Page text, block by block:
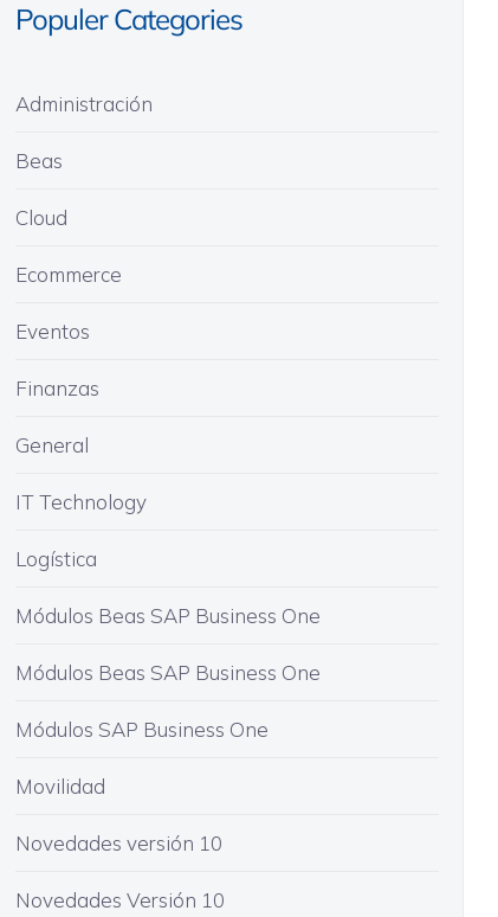
Populer Categories
Administración
Beas
Cloud
Ecommerce
Eventos
Finanzas
General
IT Technology
Logística
Módulos Beas SAP Business One
Módulos Beas SAP Business One
Módulos SAP Business One
Movilidad
Novedades versión 10
Novedades Versión 10